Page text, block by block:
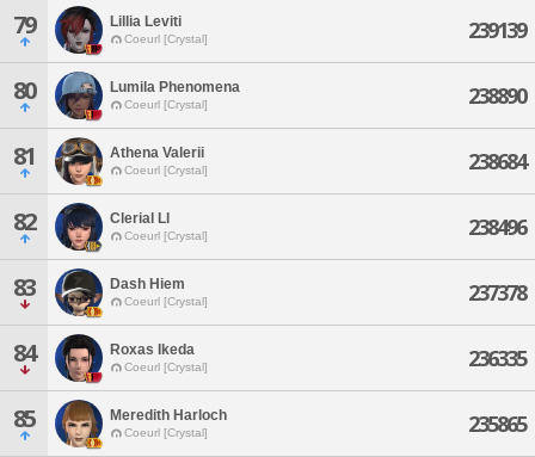
79 Lillia Leviti
Coeurl [Crystal] 239139
80 Lumila Phenomena
Coeurl [Crystal] 238890
81 Athena Valerii
Coeurl [Crystal] 238684
82 Clerial Ll
Coeurl [Crystal] 238496
83 Dash Hiem
Coeurl [Crystal] 237378
84 Roxas Ikeda
Coeurl [Crystal] 236335
85 Meredith Harloch
Coeurl [Crystal] 235865